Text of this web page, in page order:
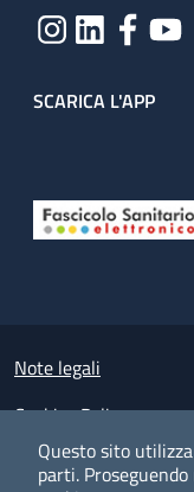
Questo sito
parti.
SCARICA L'APP
Small prints
Note legali
Cookies Policy
Policy privacy e